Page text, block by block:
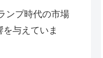
ンプ時代の市場
与えていま